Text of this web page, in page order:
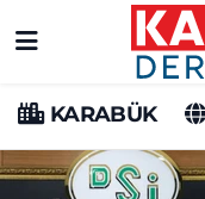
KARABÜK
Karabük Hava